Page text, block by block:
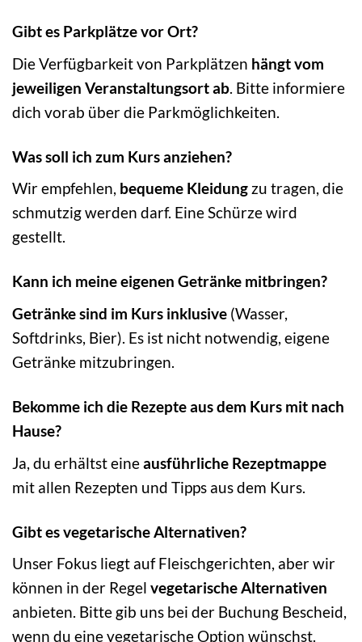
Gibt es Parkplätze vor Ort?
Die Verfügbarkeit von Parkplätzen hängt vom
jeweiligen Veranstaltungsort ab. Bitte informiere
dich vorab über die Parkmöglichkeiten.
Was soll ich zum Kurs anziehen?
Wir empfehlen, bequeme Kleidung zu tragen, die
schmutzig werden darf. Eine Schürze wird
gestellt.
Kann ich meine eigenen Getränke mitbringen?
Getränke sind im Kurs inklusive (Wasser,
Softdrinks, Bier). Es ist nicht notwendig, eigene
Getränke mitzubringen.
Bekomme ich die Rezepte aus dem Kurs mit nach
Hause?
Ja, du erhältst eineausführliche Rezeptmappe
mit allen Rezepten und Tipps aus dem Kurs.
Gibt es vegetarische Alternativen?
Unser Fokus liegt auf Fleischgerichten, aber wir
können in der Regel vegetarische Alternativen
anbieten. Bitte gib uns bei der Buchung Bescheid,
wenn du eine vegetarische Option wünschst.